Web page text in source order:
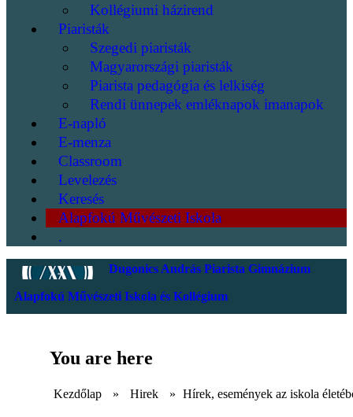
Kollégiumi házirend
Piaristák
Szegedi piaristák
Magyarországi piaristák
Piarista pedagógia és lelkiség
Rendi ünnepek emléknapok imanapok
E-napló
E-menza
Classroom
Levelezés
Keresés
Alapfokú Művészeti Iskola
.
Dugonics András Piarista Gimnázium
Alapfokú Művészeti Iskola és Kollégium
You are here
Kezdőlap » Hirek » Hírek, események az iskola